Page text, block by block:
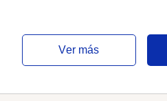
ver más